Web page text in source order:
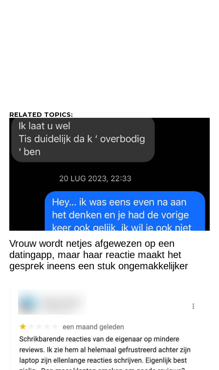
RELATED TOPICS:
Vrouw wordt netjes afgewezen op een
datingapp, maar haar reactie maakt het
gesprek ineens een stuk ongemakkelijker